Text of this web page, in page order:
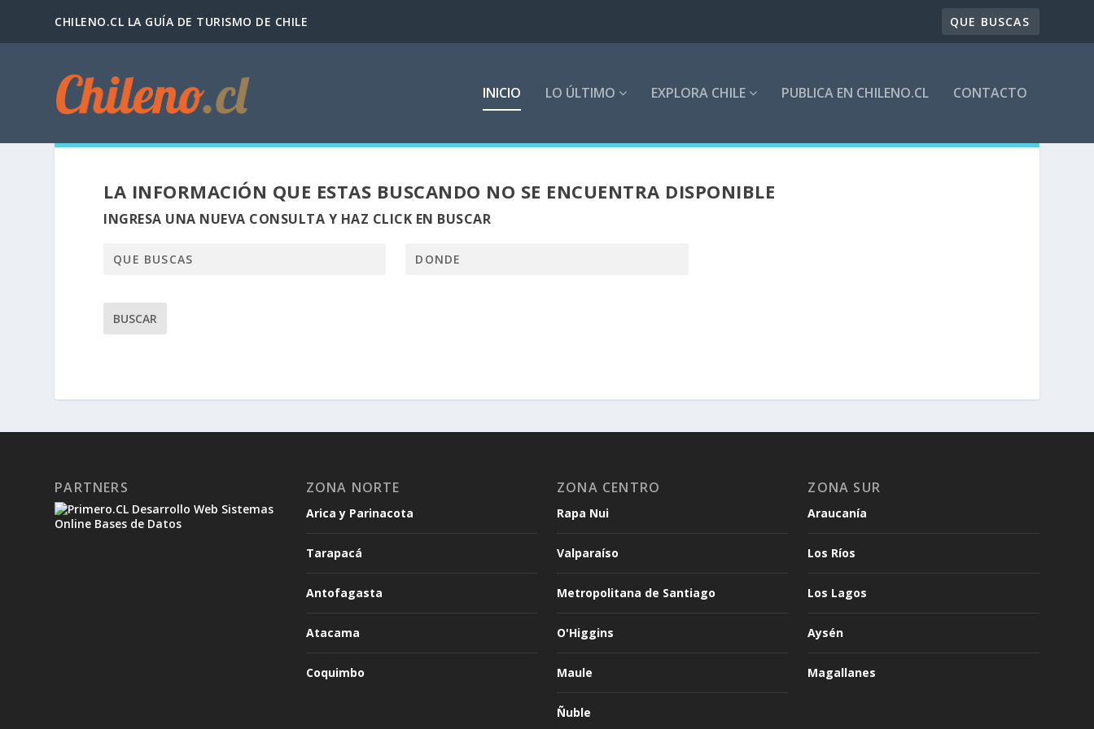
CHILENO.CL LA GUÍA DE TURISMO DE CHILE
INICIO LO ÚLTIMO EXPLORA CHILE PUBLICA EN CHILENO.CL CONTACTO
LA INFORMACIÓN QUE ESTAS BUSCANDO NO SE ENCUENTRA DISPONIBLE
INGRESA UNA NUEVA CONSULTA Y HAZ CLICK EN BUSCAR
PARTNERS ZONA NORTE
Arica y Parinacota
Tarapacá
Antofagasta
Atacama
Coquimbo
ZONA CENTRO
Rapa Nui
Valparaíso
Metropolitana de Santiago
O'Higgins
Maule
Ñuble
ZONA SUR
Araucanía
Los Ríos
Los Lagos
Aysén
Magallanes